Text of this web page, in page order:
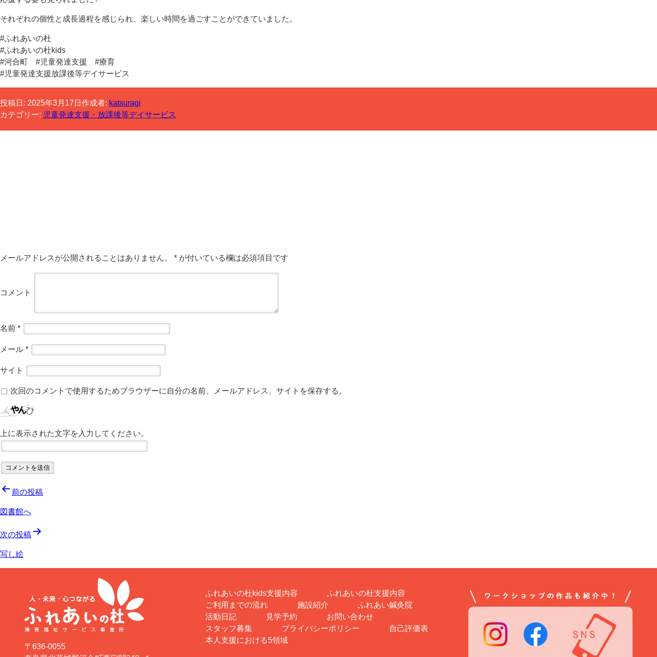
それぞれの個性と成長過程を感じられ、楽しい時間を過ごすことができていました。
#ふれあいの杜
#ふれあいの杜kids
#河合町 #児童発達支援 #療育
#児童発達支援放課後等デイサービス
投稿日: 2025年3月17日 作成者: katsuragi
カテゴリー: 児童発達支援・放課後等デイサービス
メールアドレスが公開されることはありません。 * が付いている欄は必須項目です
コメント
名前 *
メール *
サイト
次回のコメントで使用するためブラウザーに自分の名前、メールアドレス、サイトを保存する。
上に表示された文字を入力してください。
投
稿
ナ
ビ
前の投稿
図書館へ
次の投稿
写し絵
〒636-0055
ふれあいの杜kids支援内容
ふれあいの杜支援内容
ご利用までの流れ
施設紹介
ふれあい鍼灸院
活動日記
見学予約
お問い合わせ
スタッフ募集
プライバシーポリシー
自己評価表
本人支援における5領域